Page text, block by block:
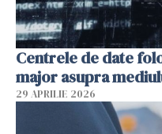
Centrele de date
major asupra
29 APRILIE 2026